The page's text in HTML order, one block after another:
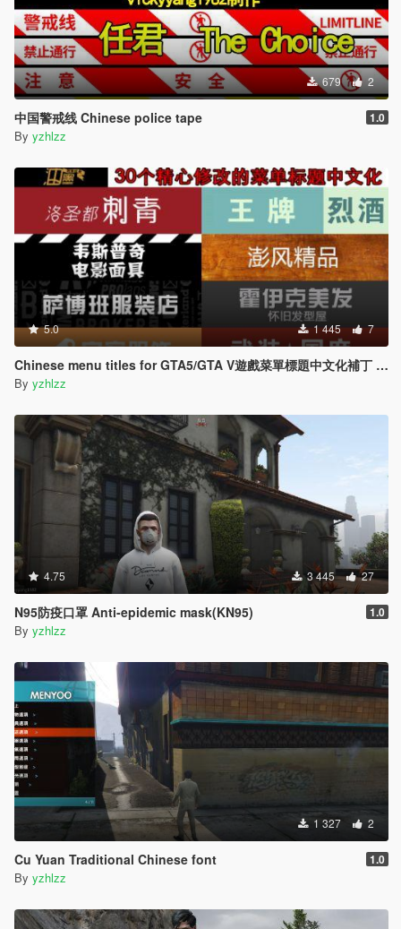
679 2
中国警戒线 Chinese police tape 1.0
By yzhlzz
5.0 1 445 7
Chinese menu titles for GTA5/GTA V遊戲菜單標題中文化補丁 3.0Final
By yzhlzz
4.75 3 445 27
N95防疫口罩 Anti-epidemic mask(KN95) 1.0
By yzhlzz
1 327 2
Cu Yuan Traditional Chinese font 1.0
By yzhlzz